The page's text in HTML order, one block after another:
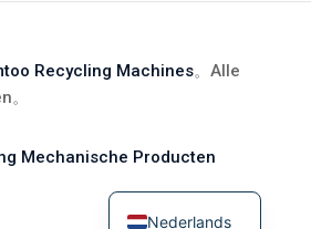
Recycling Machines。Alle
。
Mechanische Producten
Nederlands